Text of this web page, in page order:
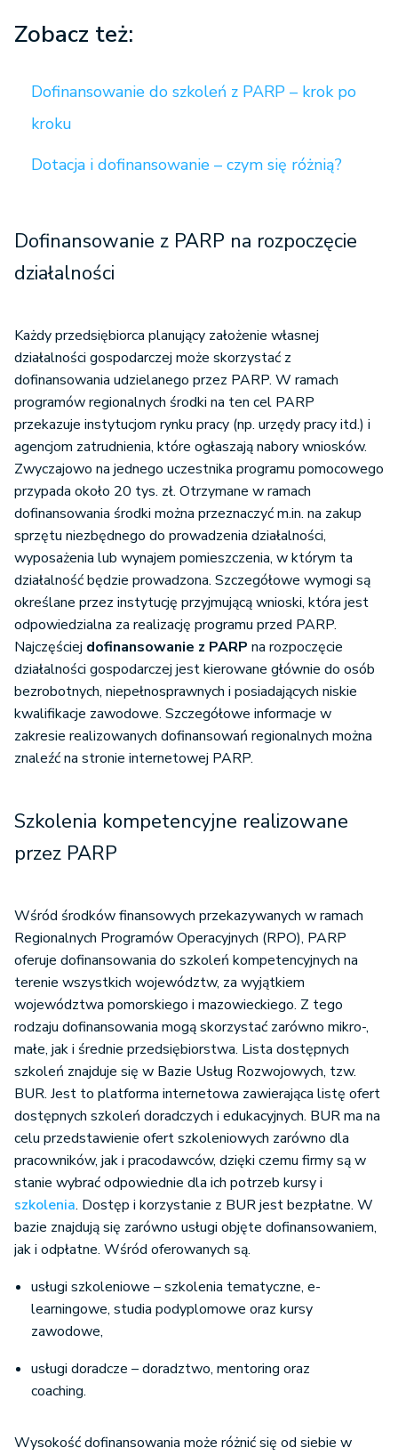
Zobacz też:
Dofinansowanie do szkoleń z PARP – krok po
kroku
Dotacja i dofinansowanie – czym się różnią?
Dofinansowanie z PARP na rozpoczęcie
działalności
Każdy przedsiębiorca planujący założenie własnej
działalności gospodarczej może skorzystać z
dofinansowania udzielanego przez PARP. W ramach
programów regionalnych środki na ten cel PARP
przekazuje instytucjom rynku pracy (np. urzędy pracy itd.) i
agencjom zatrudnienia, które ogłaszają nabory wniosków.
Zwyczajowo na jednego uczestnika programu pomocowego
przypada około 20 tys. zł. Otrzymane w ramach
dofinansowania środki można przeznaczyć m.in. na zakup
sprzętu niezbędnego do prowadzenia działalności,
wyposażenia lub wynajem pomieszczenia, w którym ta
działalność będzie prowadzona. Szczegółowe wymogi są
określane przez instytucję przyjmującą wnioski, która jest
odpowiedzialna za realizację programu przed PARP.
Najczęściej dofinansowanie z PARP na rozpoczęcie
działalności gospodarczej jest kierowane głównie do osób
bezrobotnych, niepełnosprawnych i posiadających niskie
kwalifikacje zawodowe. Szczegółowe informacje w
zakresie realizowanych dofinansowań regionalnych można
znaleźć na stronie internetowej PARP.
Szkolenia kompetencyjne realizowane
przez PARP
Wśród środków finansowych przekazywanych w ramach
Regionalnych Programów Operacyjnych (RPO), PARP
oferuje dofinansowania do szkoleń kompetencyjnych na
terenie wszystkich województw, za wyjątkiem
województwa pomorskiego i mazowieckiego. Z tego
rodzaju dofinansowania mogą skorzystać zarówno mikro-,
małe, jak i średnie przedsiębiorstwa. Lista dostępnych
szkoleń znajduje się w Bazie Usług Rozwojowych, tzw.
BUR. Jest to platforma internetowa zawierająca listę ofert
dostępnych szkoleń doradczych i edukacyjnych. BUR ma na
celu przedstawienie ofert szkoleniowych zarówno dla
pracowników, jak i pracodawców, dzięki czemu firmy są w
stanie wybrać odpowiednie dla ich potrzeb kursy i
szkolenia. Dostęp i korzystanie z BUR jest bezpłatne. W
bazie znajdują się zarówno usługi objęte dofinansowaniem,
jak i odpłatne. Wśród oferowanych są.
usługi szkoleniowe – szkolenia tematyczne, e-
learningowe, studia podyplomowe oraz kursy
zawodowe,
usługi doradcze – doradztwo, mentoring oraz
coaching.
Wysokość dofinansowania może różnić się od siebie w